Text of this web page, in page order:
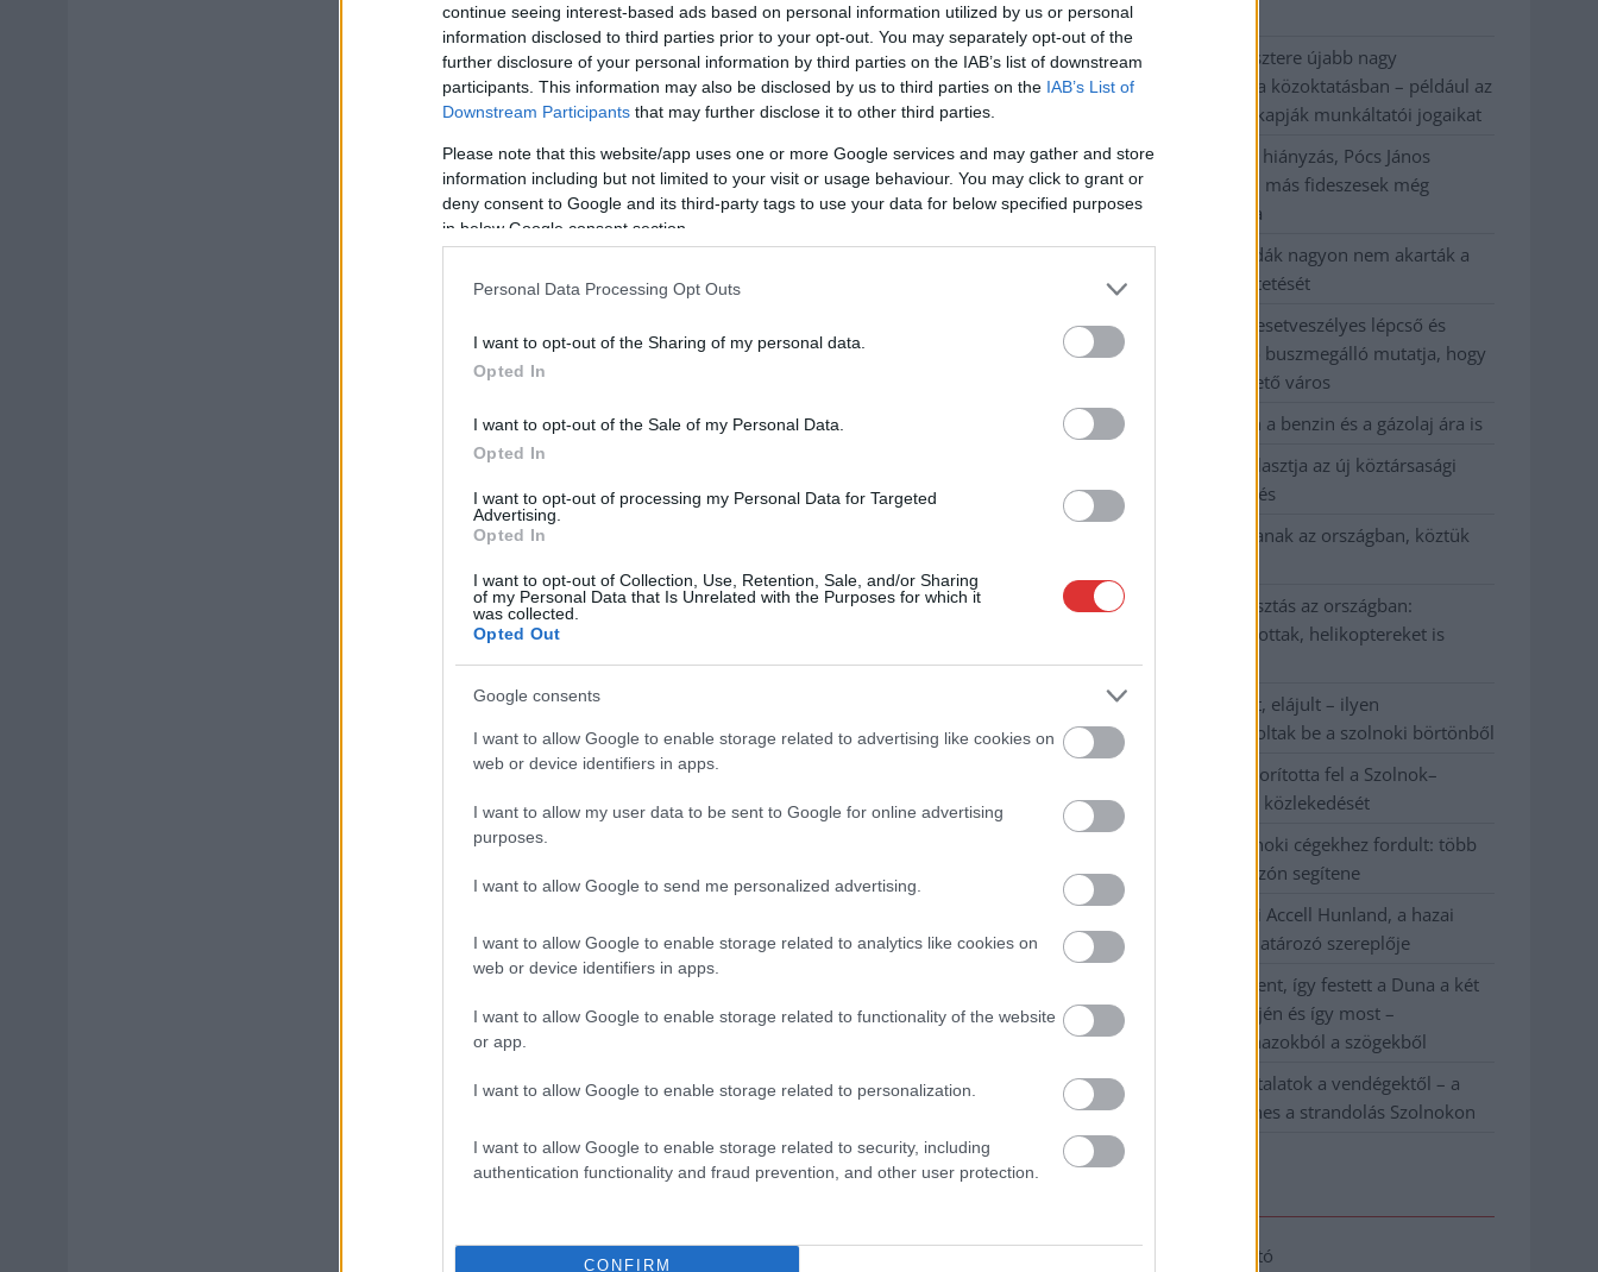
continue seeing interest-based ads based on personal information utilized by us or personal
information disclosed to third parties prior to your opt-out. You may separately opt-out of the
further disclosure of your personal information by third parties on the IAB’s list of downstream
participants. This information may also be disclosed by us to third parties on the IAB’s List of
Downstream Participants that may further disclose it to other third parties.
Please note that this website/app uses one or more Google services and may gather and store
information including but not limited to your visit or usage behaviour. You may click to grant or
deny consent to Google and its third-party tags to use your data for below specified purposes
in below Google consent section.
Personal Data Processing Opt Outs
I want to opt-out of the Sharing of my personal data.
Opted In
I want to opt-out of the Sale of my Personal Data.
Opted In
I want to opt-out of processing my Personal Data for Targeted
Advertising.
Opted In
I want to opt-out of Collection, Use, Retention, Sale, and/or Sharing
of my Personal Data that Is Unrelated with the Purposes for which it
was collected.
Opted Out
Google consents
I want to allow Google to enable storage related to advertising like cookies on
web or device identifiers in apps.
I want to allow my user data to be sent to Google for online advertising
purposes.
I want to allow Google to send me personalized advertising.
I want to allow Google to enable storage related to analytics like cookies on
web or device identifiers in apps.
I want to allow Google to enable storage related to functionality of the website
or app.
I want to allow Google to enable storage related to personalization.
I want to allow Google to enable storage related to security, including
authentication functionality and fraud prevention, and other user protection.
CONFIRM
mezőtúri férfit
A Tisza kormány minisztere újabb nagy
változásokról döntött a közoktatásban – például az
iskolaigazgatók visszakapják munkáltatói jogaikat
Sok volt az igazolatlan hiányzás, Pócs János
fizetéslevonást kapott, más fideszesek még
kevesebbet vittek haza
A Szolnok megyei gazdák nagyon nem akarták a
JÉGER további üzemeltetését
Csendélet 5.0: alig balesetveszélyes lépcső és
remek állapotban levő buszmegálló mutatja, hogy
Szolnok mennyire élhető város
Pénteken újra csökken a benzin és a gázolaj ára is
Napokon belül megválasztja az új köztársasági
elnököt az Országgyűlés
Kiterjedt tüzek pusztítanak az országban, köztük
Harmadfokú hőségriasztás az országban:
Szolnokon klímát javítottak, helikoptereket is
bevetettek a tüzeknél
A zárkában rosszul lett, elájult – ilyen
körülményekről számoltak be a szolnoki börtönből
Váratlan fennakadás borította fel a Szolnok–
Kecskemét vasútvonal közlekedését
A polgármester a szolnoki cégekhez fordult: több
száz elbocsátott dolgozón segítene
Csődbe ment a tószegi Accell Hunland, a hazai
kerékpárgyártás meghatározó szereplője
Egyszer fent, egyszer lent, így festett a Duna a két
évvel ezelőtti árvíz idején és így most –
fotógyűjtemény ugyanazokból a szögekből
Ilyenek eddig a tapasztalatok a vendégektől – a
hőhullám miatt ingyenes a strandolás Szolnokon
Adatkezelési tájékoztató